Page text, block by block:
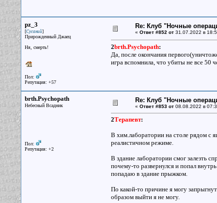
pz_3
[Сусаний]
Прирожденный Джаец
Ня, смерть!
Пол:
Репутация: +57
Re: Клуб "Ночные
« Ответ #852 от31.07.2022 в
2brth.Psychopath:
Да, после окончания
игра вспомнила, что убиты не все 50
brth.Psychopath
Небесный Всадник
Пол:
Репутация: +2
Re: Клуб "Ночные
« Ответ #853 от08.08.2022 в
2Терапевт:
В хим.лаборатории на столе рядом с
реалистичном режиме.
В здание лаборатории смог залезть
почему-то развернулся и попал
попадаю в здание прыжком.
По какой-то причине я могу
образом выйти я не могу.